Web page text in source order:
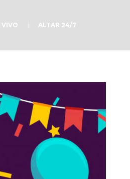
VIVO ALTAR 24/7